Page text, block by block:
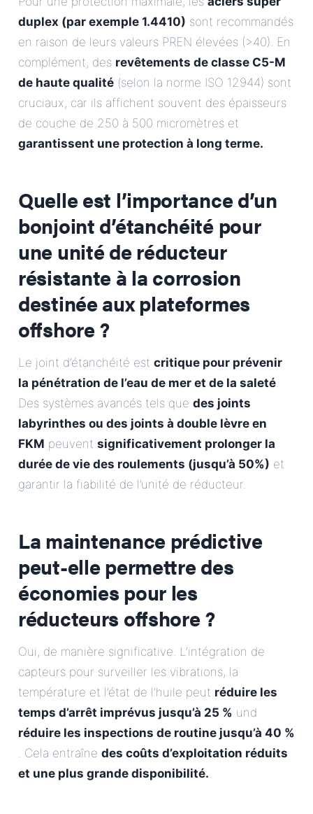
duplex (par exemple 1.4410) sont recommandés
en raison de leurs valeurs PREN élevées (>40). En
complément, des revêtements de classe C5-M
de haute qualité (selon la norme ISO 12944) sont
cruciaux, car ils affichent souvent des épaisseurs
de couche de 250 à 500 micromètres et
garantissent une protection à long terme..
Quelle est l’importance d’un
bonjoint d’étanchéité pour
une unité de réducteur
résistante à la corrosion
destinée aux plateformes
offshore ?
Le joint d’étanchéité est critique pour prévenir
la pénétration de l’eau de mer et de la saleté.
Des systèmes avancés tels que des joints
labyrinthes ou des joints à double lèvre en
FKM peuvent significativement prolonger la
durée de vie des roulements (jusqu’à 50%) et
garantir la fiabilité de l’unité de réducteur.
La maintenance prédictive
peut-elle permettre des
économies pour les
réducteurs offshore ?
Oui, de manière significative. L’intégration de
capteurs pour surveiller les vibrations, la
température et l’état de l’huile peut réduire les
temps d’arrêt imprévus jusqu’à 25 % und
réduire les inspections de routine jusqu’à 40 %
. Cela entraîne des coûts d’exploitation réduits
et une plus grande disponibilité..